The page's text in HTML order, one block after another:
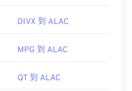
DIVX 到 ALAC
MPG 到 ALAC
QT 到 ALAC